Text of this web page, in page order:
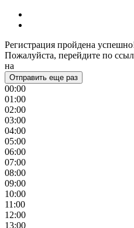
Регистрация пройдена
Пожалуйста, перейдите по
на
Отправить еще раз
00:00
01:00
02:00
03:00
04:00
05:00
06:00
07:00
08:00
09:00
10:00
11:00
12:00
13:00